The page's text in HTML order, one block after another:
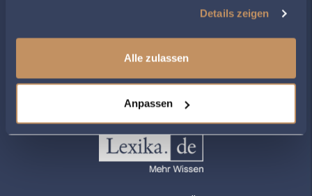
Details zeigen
Alle zulassen
Anpassen